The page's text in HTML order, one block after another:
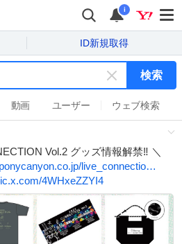
i
ID新規取得
キ
ー
ワ
ド
を
す
検索
動画 ユーザー ウェブ検索
Vol.2 グッズ情報解禁‼️ ＼
live_connectio…
4WHxeZZYI4